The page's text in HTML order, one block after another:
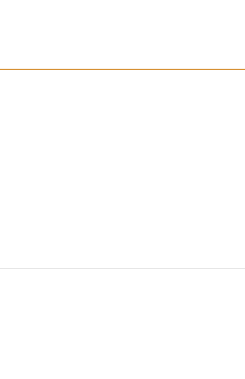
столице с 26 сентября по 1
дизайнеры, коллекции